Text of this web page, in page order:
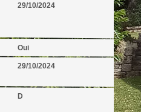
29/10/2024
Oui
29/10/2024
D